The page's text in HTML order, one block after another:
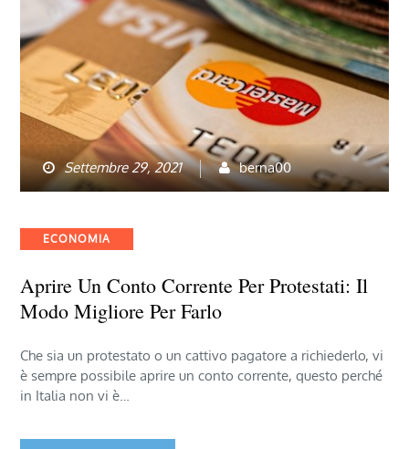
Settembre 29, 2021 berna00
Categories
ECONOMIA
Aprire Un Conto Corrente Per Protestati: Il
Modo Migliore Per Farlo
Che sia un protestato o un cattivo pagatore a richiederlo, vi
è sempre possibile aprire un conto corrente, questo perché
in Italia non vi è…